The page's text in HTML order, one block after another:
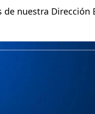
nuestra Dirección